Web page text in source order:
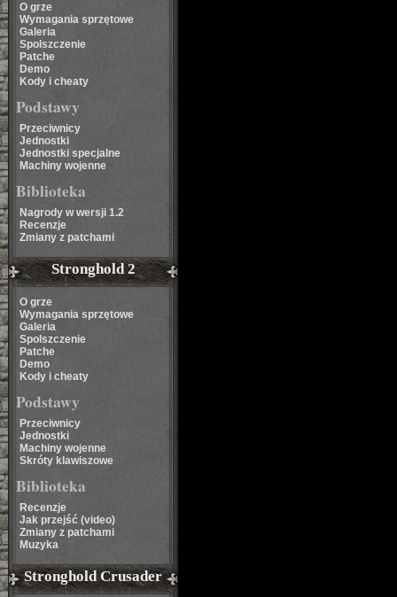
O grze
Wymagania sprzętowe
Galeria
Spolszczenie
Patche
Demo
Kody i cheaty
Podstawy
Przeciwnicy
Jednostki
Jednostki specjalne
Machiny wojenne
Biblioteka
Nagrody w wersji 1.2
Recenzje
Zmiany z patchami
Stronghold 2
O grze
Wymagania sprzętowe
Galeria
Spolszczenie
Patche
Demo
Kody i cheaty
Podstawy
Przeciwnicy
Jednostki
Machiny wojenne
Skróty klawiszowe
Biblioteka
Recenzje
Jak przejść (video)
Zmiany z patchami
Muzyka
Stronghold Crusader